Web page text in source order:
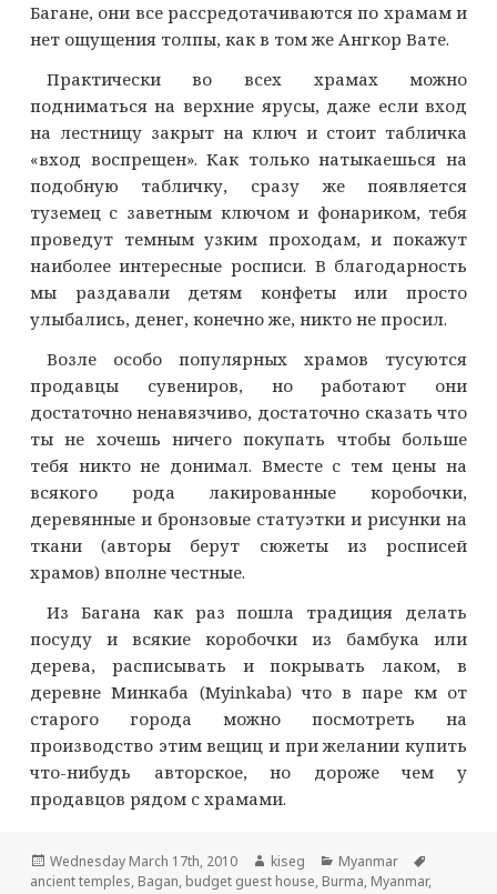
Багане, они все рассредотачиваются по храмам и
нет ощущения толпы, как в том же Ангкор Вате.
Практически во всех храмах можно
подниматься на верхние ярусы, даже если вход
на лестницу закрыт на ключ и стоит табличка
«вход воспрещен». Как только натыкаешься на
подобную табличку, сразу же появляется
туземец с заветным ключом и фонариком, тебя
проведут темным узким проходам, и покажут
наиболее интересные росписи. В благодарность
мы раздавали детям конфеты или просто
улыбались, денег, конечно же, никто не просил.
Возле особо популярных храмов тусуются
продавцы сувениров, но работают они
достаточно ненавязчиво, достаточно сказать что
ты не хочешь ничего покупать чтобы больше
тебя никто не донимал. Вместе с тем цены на
всякого рода лакированные коробочки,
деревянные и бронзовые статуэтки и рисунки на
ткани (авторы берут сюжеты из росписей
храмов) вполне честные.
Из Багана как раз пошла традиция делать
посуду и всякие коробочки из бамбука или
дерева, расписывать и покрывать лаком, в
деревне Минкаба (Myinkaba) что в паре км от
старого города можно посмотреть на
производство этим вещиц и при желании купить
что-нибудь авторское, но дороже чем у
продавцов рядом с храмами.
Опубликовано
Wednesday March 17th, 2010 Автор
kiseg Рубрики
Myanmar
ancient temples, Bagan, budget guest house, Burma, Myanmar,